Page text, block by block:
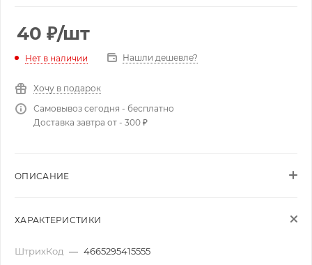
40 ₽/шт
Нет в наличии Нашли дешевле?
Хочу в подарок
Самовывоз сегодня - бесплатно
Доставка завтра от - 300 ₽
ОПИСАНИЕ
ХАРАКТЕРИСТИКИ
ШтрихКод — 4665295415555